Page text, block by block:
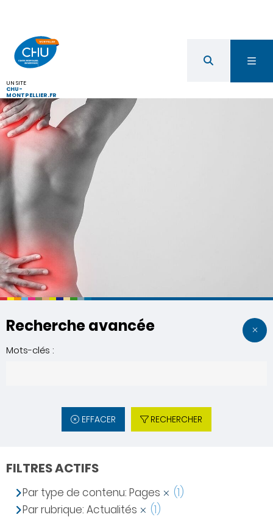
UN SITE
CHU-
MONTPELLIER.FR
Recherche avancée
Mots-clés :
EFFACER RECHERCHER
FILTRES ACTIFS
Par type de contenu: Pages
(1)
Par rubrique: Actualités
(1)